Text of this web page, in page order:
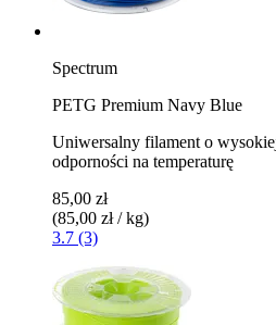
Spectrum
PETG Premium Navy Blue
Uniwersalny filament o
odporności na temperaturę
85,00 zł
(85,00 zł / kg)
3.7 (3)